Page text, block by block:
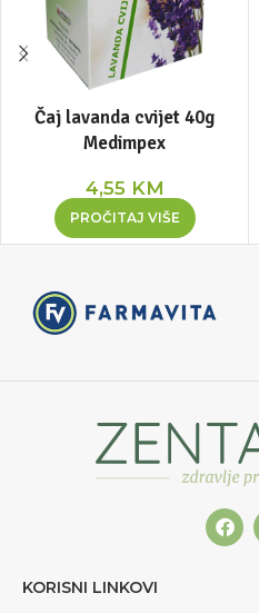
Čaj lavanda cvijet 40g
Medimpex
4,55 KM
PROČITAJ VIŠE
KORISNI LINKOVI